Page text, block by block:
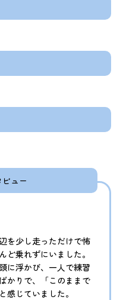
ュー
を少し走っただけで怖
ど乗れずにいました。
に浮かび、一人で練習
かりで、「このままで
感じていました。